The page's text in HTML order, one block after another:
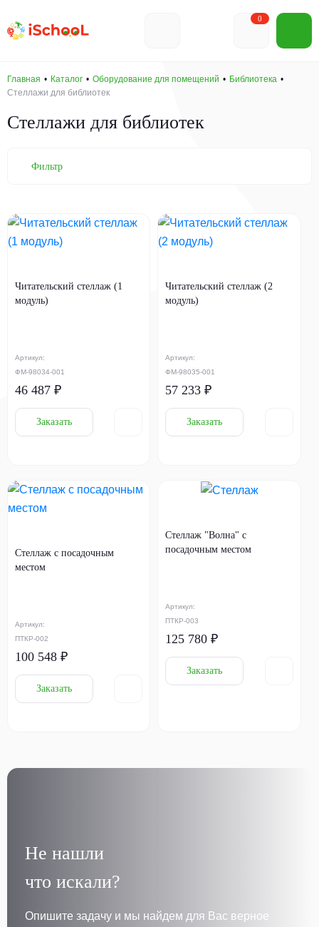
0
Главная Каталог Оборудование для помещений
Библиотека
Стеллажи для библиотек
Стеллажи для библиотек
Фильтр
Артикул:
ФМ-98034-001
Читательский стеллаж (1
модуль)
46 487 ₽
Заказать
Артикул:
ФМ-98035-001
Читательский стеллаж (2
модуль)
57 233 ₽
Заказать
Артикул:
ПТКР-002
Стеллаж с посадочным
местом
100 548 ₽
Заказать
Артикул:
ПТКР-003
Стеллаж "Волна" с
посадочным местом
125 780 ₽
Заказать
Не нашли
что искали?
Опишите задачу и мы найдем для Вас верное